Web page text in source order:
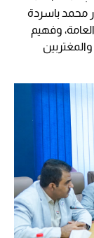
محمد باسردة
وفهيم